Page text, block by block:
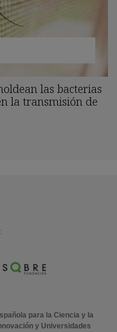
las bacterias
la transmisión de
para la Ciencia y la
y Universidades